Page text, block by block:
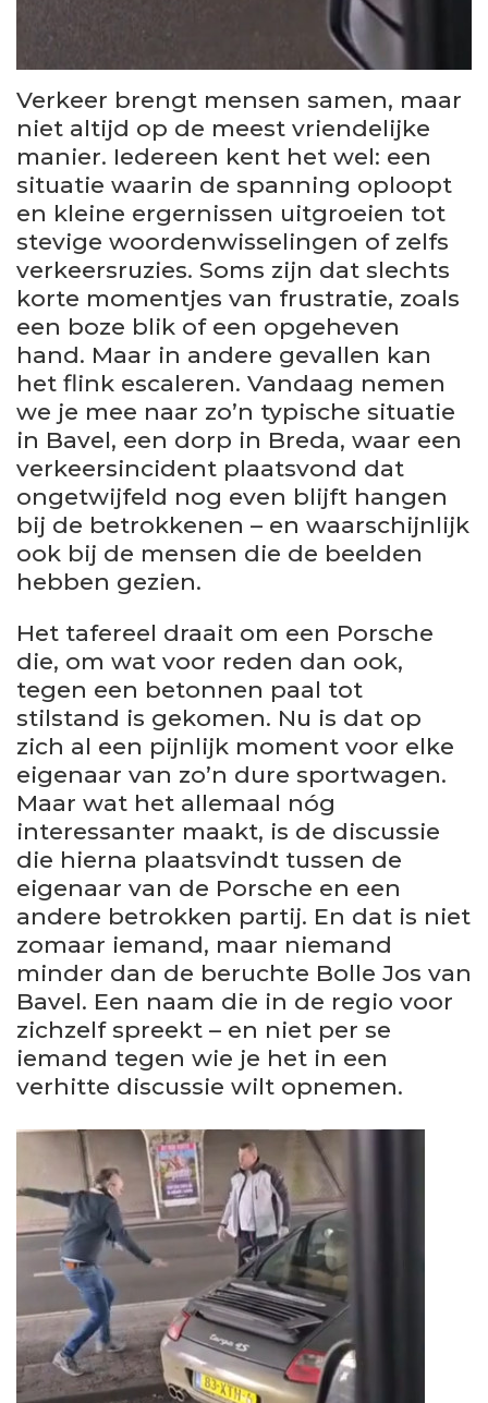
Verkeer brengt mensen samen, maar
niet altijd op de meest vriendelijke
manier. Iedereen kent het wel: een
situatie waarin de spanning oploopt
en kleine ergernissen uitgroeien tot
stevige woordenwisselingen of zelfs
verkeersruzies. Soms zijn dat slechts
korte momentjes van frustratie, zoals
een boze blik of een opgeheven
hand. Maar in andere gevallen kan
het flink escaleren. Vandaag nemen
we je mee naar zo’n typische situatie
in Bavel, een dorp in Breda, waar een
verkeersincident plaatsvond dat
ongetwijfeld nog even blijft hangen
bij de betrokkenen – en waarschijnlijk
ook bij de mensen die de beelden
hebben gezien.
Het tafereel draait om een Porsche
die, om wat voor reden dan ook,
tegen een betonnen paal tot
stilstand is gekomen. Nu is dat op
zich al een pijnlijk moment voor elke
eigenaar van zo’n dure sportwagen.
Maar wat het allemaal nóg
interessanter maakt, is de discussie
die hierna plaatsvindt tussen de
eigenaar van de Porsche en een
andere betrokken partij. En dat is niet
zomaar iemand, maar niemand
minder dan de beruchte Bolle Jos van
Bavel. Een naam die in de regio voor
zichzelf spreekt – en niet per se
iemand tegen wie je het in een
verhitte discussie wilt opnemen.